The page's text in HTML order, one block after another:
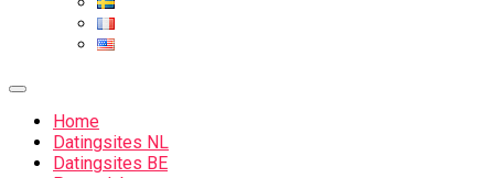
Expand
Home
Datingsites NL
Datingsites BE